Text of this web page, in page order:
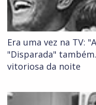
Era uma vez na TV:
"Disparada"
vitoriosa da noite